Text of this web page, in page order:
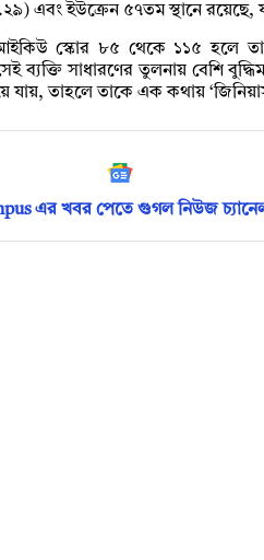
এবং ইউক্রেন ৫৭তম স্থানে
স্কোর ৮৫ থেকে ১১৫ হলে
ব্যক্তি সাধারণের তুলনায় বেশি
তাহলে তাকে এক কথায়
এর খবর পেতে গুগল নিউজ